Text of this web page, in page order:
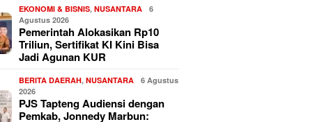
EKONOMI & BISNIS,NUSANTARA
6
Agustus 2026
Pemerintah Alokasikan Rp10
Triliun, Sertifikat KI Kini Bisa
Jadi Agunan KUR
BERITA DAERAH,NUSANTARA
6 Agustus
2026
PJS Tapteng Audiensi dengan
Pemkab, Jonnedy Marbun: